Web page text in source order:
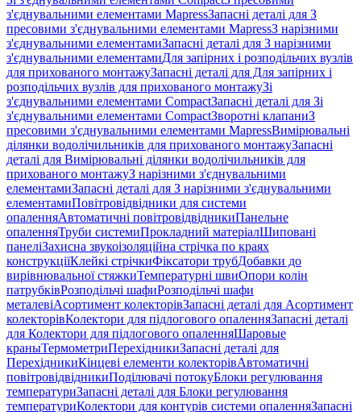
з'єднувальними елементами MapressЗапасні деталі для З
пресовими з'єднувальними елементами MapressЗ нарізними
з'єднувальними елементамиЗапасні деталі для З нарізними
з'єднувальними елементамиДля запірних і розподільчих вузлів
для прихованого монтажуЗапасні деталі для Для запірних і
розподільчих вузлів для прихованого монтажуЗі
з'єднувальними елементами CompactЗапасні деталі для Зі
з'єднувальними елементами CompactЗворотні клапаниЗ
пресовими з'єднувальними елементами MapressВимірювальні
ділянки водолічильників для прихованого монтажуЗапасні
деталі для Вимірювальні ділянки водолічильників для
прихованого монтажуЗ нарізними з'єднувальними
елементамиЗапасні деталі для З нарізними з'єднувальними
елементамиПовітровідвідники для системи
опаленняАвтоматичні повітровідвідникиПанельне
опаленняТруби системиПрокладний матеріалШиповані
панеліЗахисна звукоізоляційна стрічка по краях
конструкціїКлейкі стрічкиФіксатори трубДобавки до
вирівнювальної стяжкиТемпературні швиОпори колін
патрубківРозподільчі шафиРозподільчі шафи
металевіАсортимент колекторівЗапасні деталі для Асортимент
колекторівКолектори для підлогового опаленняЗапасні деталі
для Колектори для підлогового опаленняШаровые
краныТермометриПерехідникиЗапасні деталі для
ПерехідникиКінцеві елементи колекторівАвтоматичні
повітровідвідникиПоділювачі потокуБлоки регулювання
температуриЗапасні деталі для Блоки регулювання
температуриКолектори для контурів системи опаленняЗапасні